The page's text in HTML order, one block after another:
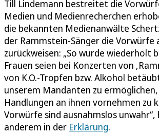
Till Lindemann bestreitet die
Medien und Medienrecherchen
die bekannten Medienanwälte
der Rammstein-Sänger die Vorwürfe
zurückweisen: „So wurde wiederholt
Frauen seien bei Konzerten von
von K.O.-Tropfen bzw. Alkohol
unserem Mandanten zu
Handlungen an ihnen vornehmen zu
Vorwürfe sind ausnahmslos
anderem in der Erklärung.